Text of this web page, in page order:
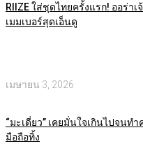
RIIZE ใส่ชุดไทยครั้งแรก! ออร่า
เมมเบอร์สุดเอ็นดู
เมษายน 3, 2026
“มะเดี่ยว” เคยมั่นใจเกินไปจนท
มือถือทิ้ง